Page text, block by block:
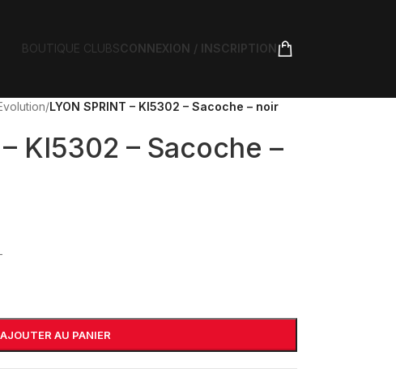
BOUTIQUE CLUBSCONNEXION / INSCRIPTION
/LYON SPRINT – KI5302 – Sacoche – noir
KI5302 – Sacoche –
AJOUTER AU PANIER